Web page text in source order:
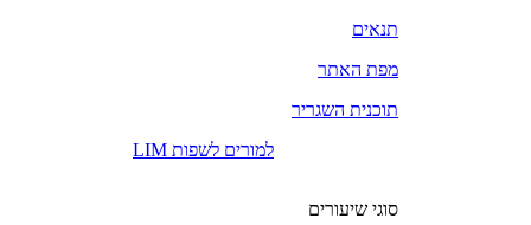
תנאים
מפת האתר
תוכנית השגריר
LIM למורים לשפות
סוגי שיעורים